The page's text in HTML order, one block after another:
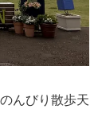
んびり散歩天